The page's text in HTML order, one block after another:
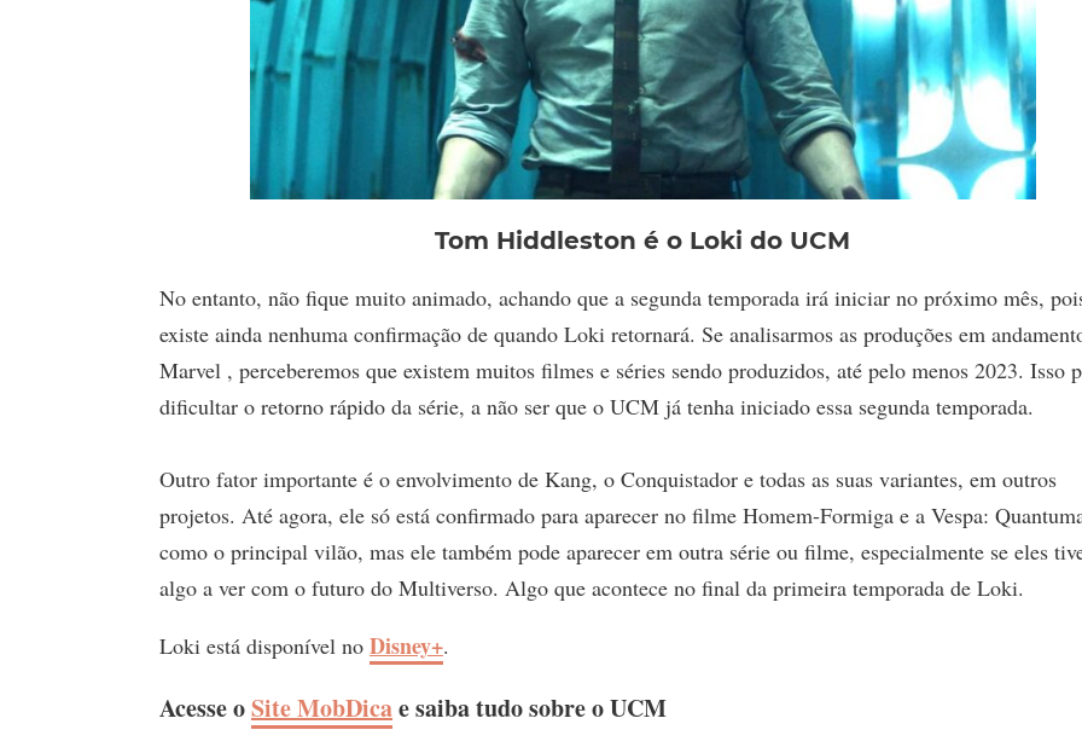
Tom Hiddleston é o Loki do UCM
No entanto, não fique muito animado, achando que a segunda temporada irá iniciar no próximo mês,
existe ainda nenhuma confirmação de quando Loki retornará. Se analisarmos as produções em
Marvel , perceberemos que existem muitos filmes e séries sendo produzidos, até pelo menos 2023. Isso
dificultar o retorno rápido da série, a não ser que o UCM já tenha iniciado essa segunda temporada.
Outro fator importante é o envolvimento de Kang, o Conquistador e todas as suas variantes, em outros
projetos. Até agora, ele só está confirmado para aparecer no filme Homem-Formiga e a Vespa:
como o principal vilão, mas ele também pode aparecer em outra série ou filme, especialmente se eles
algo a ver com o futuro do Multiverso. Algo que acontece no final da primeira temporada de Loki.
Loki está disponível no Disney+.
Acesse oSite MobDicae saiba tudo sobre o UCM